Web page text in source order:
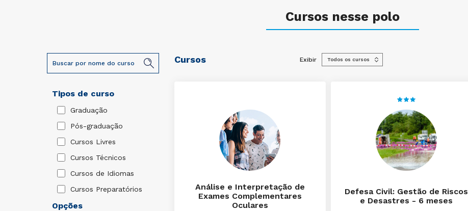
Cursos nesse polo
Tipos de curso
Graduação
Pós-graduação
Cursos Livres
Cursos Técnicos
Cursos de Idiomas
Cursos Preparatórios
Opções
Cursos Exibir
Análise e Interpretação de
Exames Complementares
Oculares
Defesa Civil: Gestão de Riscos
e Desastres - 6 meses